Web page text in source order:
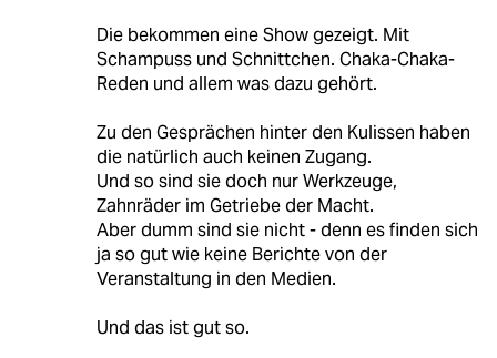
Die bekommen eine Show gezeigt. Mit
Schampuss und Schnittchen. Chaka-Chaka-
Reden und allem was dazu gehört.
Zu den Gesprächen hinter den Kulissen haben
die natürlich auch keinen Zugang.
Und so sind sie doch nur Werkzeuge,
Zahnräder im Getriebe der Macht.
Aber dumm sind sie nicht - denn es finden sich
ja so gut wie keine Berichte von der
Veranstaltung in den Medien.
Und das ist gut so.